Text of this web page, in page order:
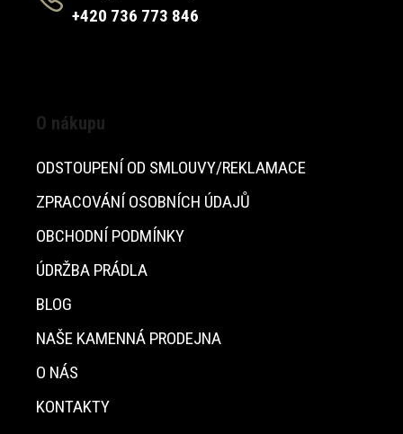
+420 736 773 846
O nákupu
ODSTOUPENÍ OD SMLOUVY/REKLAMACE
ZPRACOVÁNÍ OSOBNÍCH ÚDAJŮ
OBCHODNÍ PODMÍNKY
ÚDRŽBA PRÁDLA
BLOG
NAŠE KAMENNÁ PRODEJNA
O NÁS
KONTAKTY